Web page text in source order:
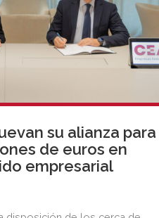
su alianza para
de euros en
empresarial